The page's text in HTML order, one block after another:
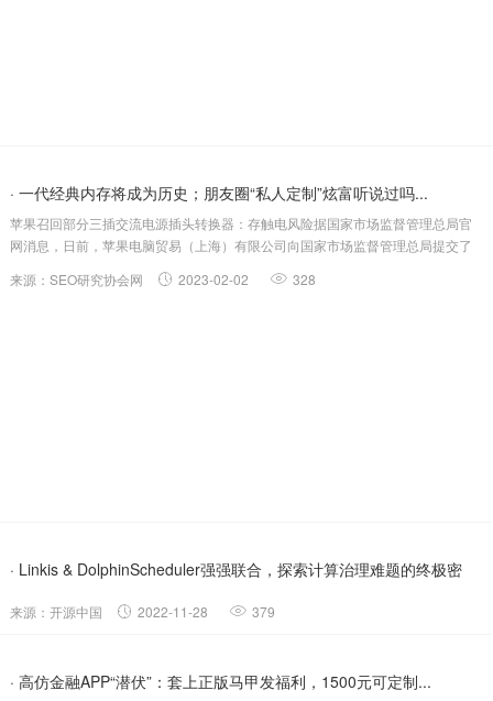
· 一代经典内存将成为历史；朋友圈“私人定制”炫富听说过吗...
苹果召回部分三插交流电源插头转换器：存触电风险据国家市场监督管理总局官
网消息，日前，苹果电脑贸易（上海）有限公司向国家市场监督管理总局提交了
式G型，生产于2003年至2010年期间，约在2003年1月至2015年1月期间，作为
来源：SEO研究协会网 2023-02-02 328
· Linkis & DolphinScheduler强强联合，探索计算治理难题的终极密
码！
来源：开源中国 2022-11-28 379
· 高仿金融APP“潜伏”：套上正版马甲发福利，1500元可定制...